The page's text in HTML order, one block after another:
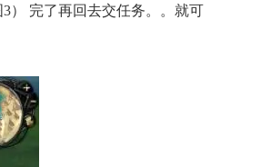
） 完了再回去交任务。。就可